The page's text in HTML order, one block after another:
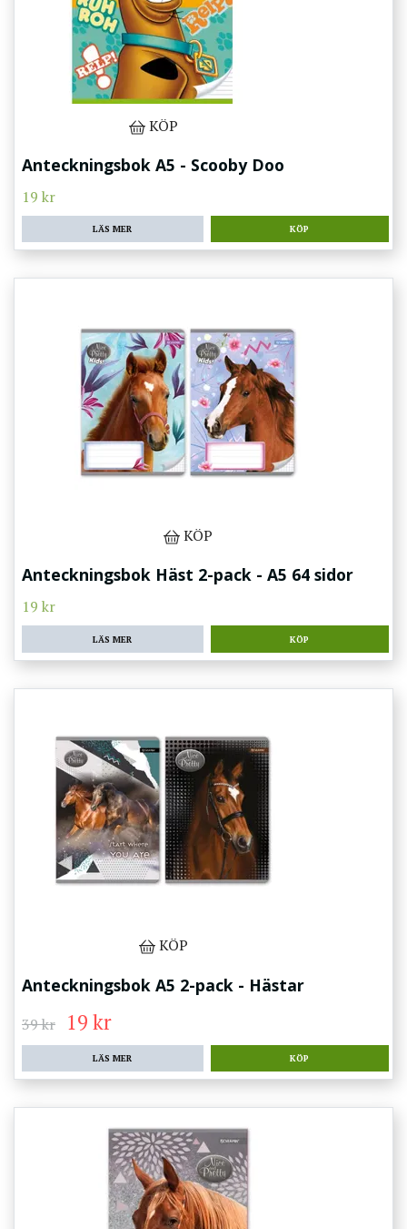
KÖP
Anteckningsbok A5 - Scooby Doo
19 kr
LÄS MER
KÖP
Anteckningsbok Häst 2-pack - A5 64 sidor
19 kr
LÄS MER
KÖP
Anteckningsbok A5 2-pack - Hästar
39 kr 19 kr
LÄS MER